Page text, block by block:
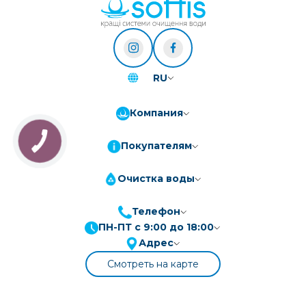
ПриватБанк
3-10 платежів, кредит 0.01%
3-7 платежів, кредит 0.01%
RU
Компания
Покупателям
Очистка воды
Телефон
ПН-ПТ с 9:00 до 18:00
Адрес
Смотреть на карте